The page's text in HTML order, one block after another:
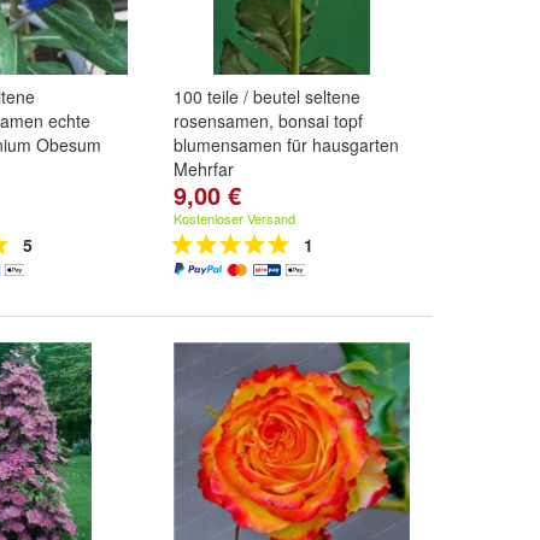
echte
Obesum
5
100 teile / beutel seltene
rosensamen, bonsai topf
blumensamen für hausgarten
Mehrfar
Farbe:1,
9,00 €
Kostenloser Versand
1